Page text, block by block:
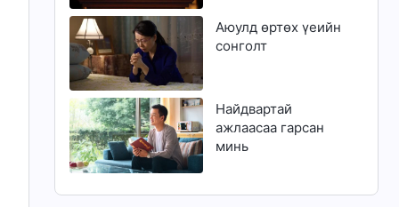
Аюулд өртөх үеийн
сонголт
Найдвартай
ажлаасаа гарсан
минь